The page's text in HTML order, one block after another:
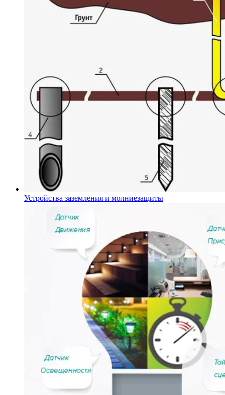
Устройства заземления и молниезащиты